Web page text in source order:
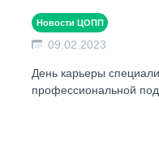
Новости ЦОПП
09.02.2023
День карьеры
профессиональной